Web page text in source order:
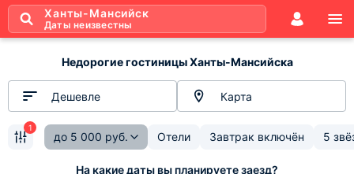
Ханты-Мансийск
Даты неизвестны
Недорогие гостиницы Ханты-Мансийска
Дешевле Карта
до 5 000 руб. Отели Завтрак включён 5
1